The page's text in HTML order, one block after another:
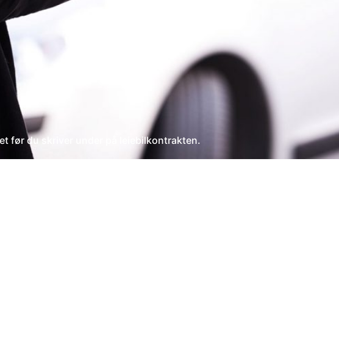
før du skriver under på leiebilkontrakten.